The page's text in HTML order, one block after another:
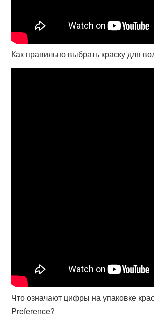
Как правильно выбрать краску для
Что означают цифры на упаковке
Preference?